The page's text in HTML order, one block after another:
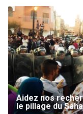
Aidez nos
le pillage du